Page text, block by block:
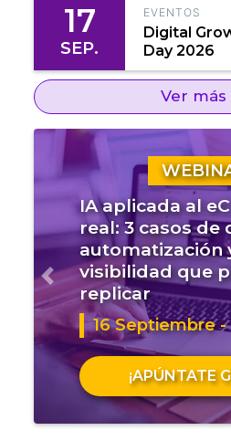
17
SEP.
EVENTOS
Digital
Day 2026
Ver más
IA aplicada al
real: 3 casos de
automatización
visibilidad que
replicar
16 Septiembre -
¡APÚNTATE
Anterior